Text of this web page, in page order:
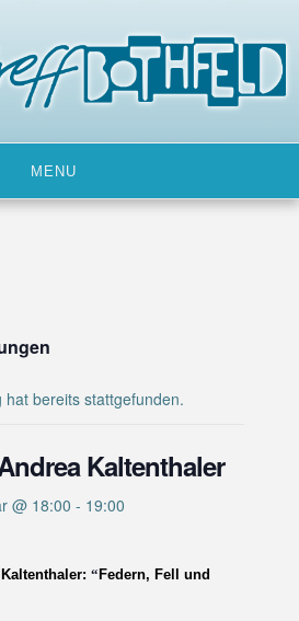
MENU
hat bereits stattgefunden.
Kaltenthaler
@ 18:00 - 19:00
“Federn, Fell und